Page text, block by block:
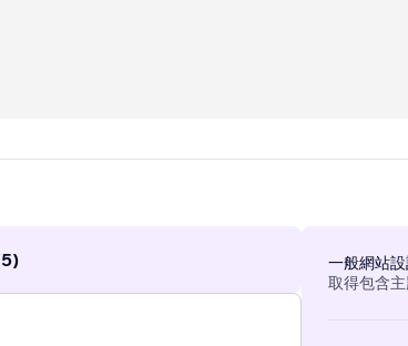
一般網站
取得包含主